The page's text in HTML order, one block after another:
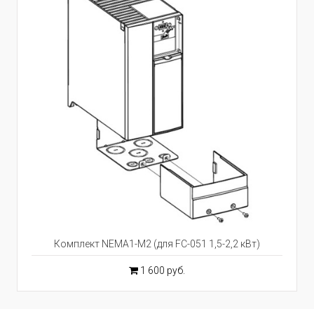
Комплект NEMA1-M2 (для FC-051 1,5-2,2 кВт)
1 600 руб.